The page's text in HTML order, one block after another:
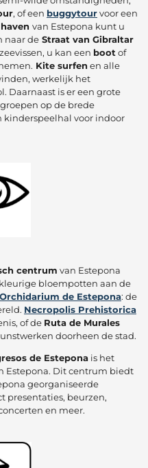
, of een buggytourvoor een
haven van Estepona kunt u
naar de Straat van Gibraltar
u kan een boot of
Kite surfen en alle
werkelijk het
Daarnaast is er een grote
op de brede
kinderspeelhal voor indoor
centrum van Estepona
bloempotten aan de
Orchidarium de Estepona: de
Necropolis Prehistorica
of de Ruta de Murales
doorheen de stad.
de Estepona is het
Estepona. Dit centrum biedt
georganiseerde
presentaties, beurzen,
en meer.